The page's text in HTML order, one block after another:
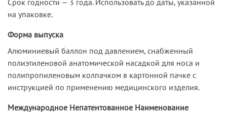
на упаковке.
Форма выпуска
Алюминиевый баллон под давлением, снабженный
полиэтиленовой анатомической насадкой для носа и
полипропиленовым колпачком в картонной пачке с
инструкцией по применению медицинского изделия.
Международное Непатентованное Наименование